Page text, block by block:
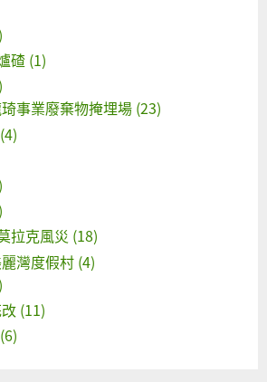
碴 (1)
事業廢棄物掩埋場 (23)
拉克風災 (18)
灣度假村 (4)
(11)